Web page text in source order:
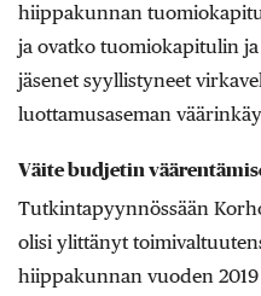
hiippakunnan
ja ovatko tuomiokapitulin
jäsenet syyllistyneet
luottamusaseman
Väite budjetin
Tutkintapyynnössään
olisi ylittänyt
hiippakunnan vuoden